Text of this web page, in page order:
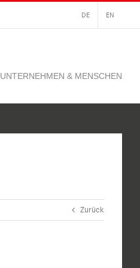
DE EN
UNTERNEHMEN & MENSCHEN
Zurück